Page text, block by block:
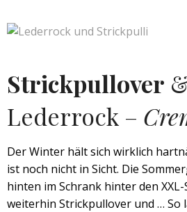
Strickpullover
Lederrock –
Der Winter hält sich wirklich
ist noch nicht in Sicht. Die
hinten im Schrank hinter den
weiterhin Strickpullover und … So